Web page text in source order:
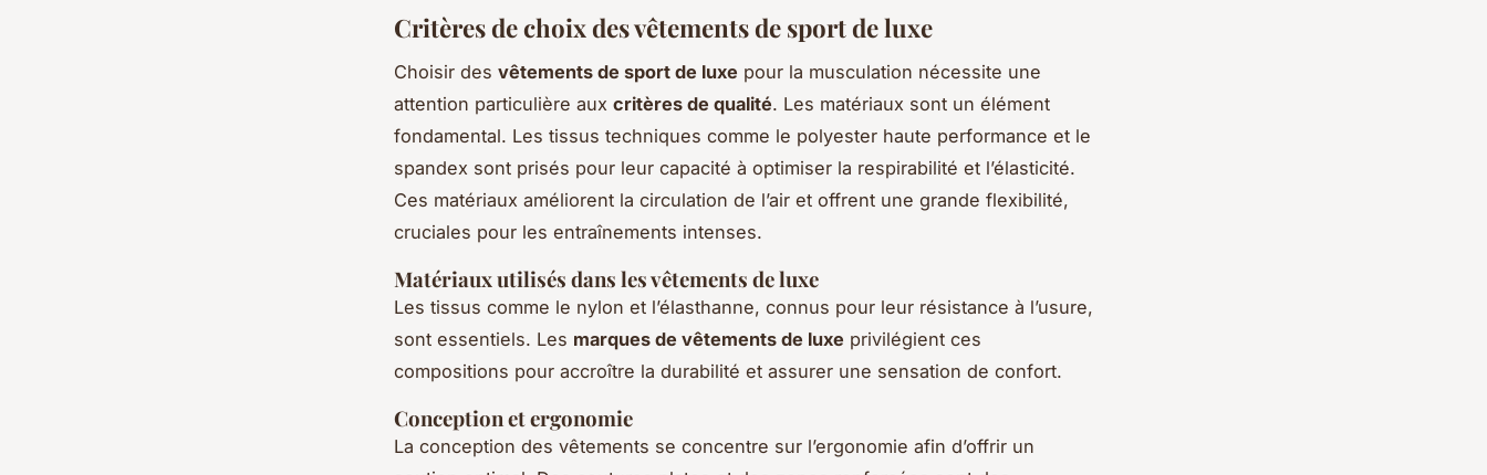
Critères de choix des vêtements de sport de luxe
Choisir des vêtements de sport de luxe pour la musculation nécessite une
attention particulière aux critères de qualité. Les matériaux sont un élément
fondamental. Les tissus techniques comme le polyester haute performance et le
spandex sont prisés pour leur capacité à optimiser la respirabilité et l’élasticité.
Ces matériaux améliorent la circulation de l’air et offrent une grande flexibilité,
cruciales pour les entraînements intenses.
Matériaux utilisés dans les vêtements de luxe
Les tissus comme le nylon et l’élasthanne, connus pour leur résistance à l’usure,
sont essentiels. Les marques de vêtements de luxe privilégient ces
compositions pour accroître la durabilité et assurer une sensation de confort.
Conception et ergonomie
La conception des vêtements se concentre sur l’ergonomie afin d’offrir un